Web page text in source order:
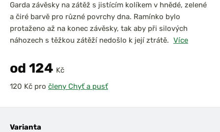
Garda závěsky na zátěž s jistícím kolíkem v hnědé, zelené
a čiré barvě pro různé povrchy dna. Ramínko bylo
protaženo až na konec závěsky, tak aby při silových
náhozech s těžkou zátěží nedošlo k její ztrátě. Více
od 124 Kč
pro členy Chyť a pusť
Varianta